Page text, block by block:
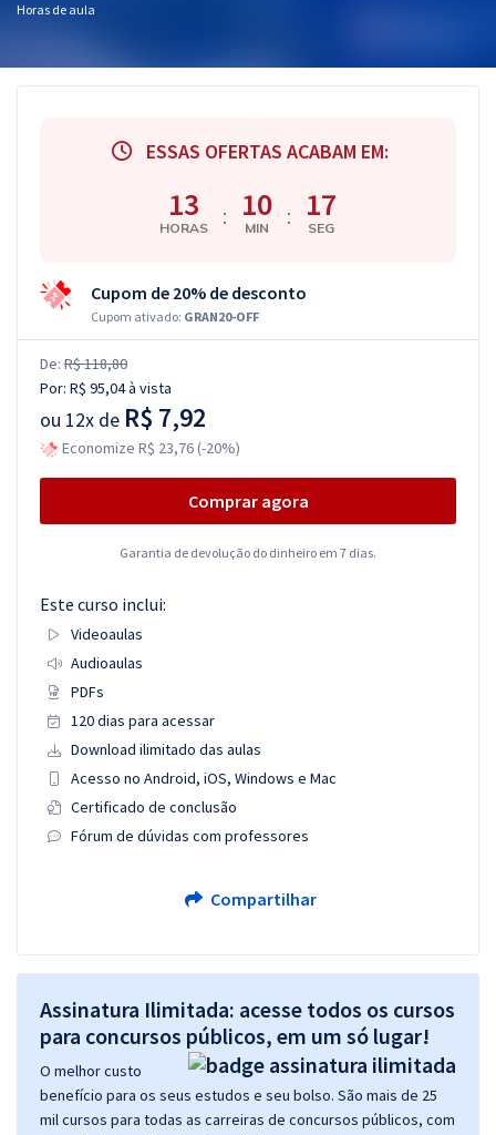
Horas de aula
ESSAS OFERTAS ACABAM EM:
13
HORAS : 10
MIN : 17
SEG
Cupom de 20% de desconto
Cupom ativado: GRAN20-OFF
De: R$ 118,80
Por: R$ 95,04à vista
ou 12x de R$ 7,92
Economize R$ 23,76 (-20%)
Comprar agora
Garantia de devolução do dinheiro em 7 dias.
Este curso inclui:
Videoaulas
Audioaulas
PDFs
120 dias para acessar
Download ilimitado das aulas
Acesso no Android, iOS, Windows e Mac
Certificado de conclusão
Fórum de dúvidas com professores
Compartilhar
Assinatura Ilimitada: acesse todos os cursos
para concursos públicos, em um só lugar!
O melhor custo
benefício para os seus estudos e seu bolso. São mais de 25
mil cursos para todas as carreiras de concursos públicos, com